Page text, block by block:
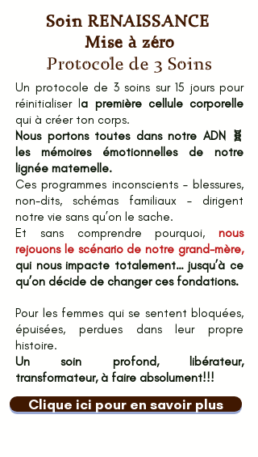
Soin RENAISSANCE
Mise à zéro
Protocole de 3 Soins
Un protocole de 3 soins sur 15 jours pour
réinitialiser la première cellule corporelle
qui à créer ton corps.
Nous portons toutes dans notre ADN 🧬
les mémoires émotionnelles de notre
lignée maternelle.
Ces programmes inconscients – blessures,
non-dits, schémas familiaux – dirigent
notre vie sans qu’on le sache.
Et sans comprendre pourquoi,
nous
rejouons le scénario de notre grand-mère,
qui nous impacte totalement… jusqu’à ce
qu’on décide de changer ces fondations.
Pour les femmes qui se sentent bloquées,
épuisées, perdues dans leur propre
histoire.
Un soin profond, libérateur,
transformateur, à faire absolument!!!
Clique ici pour en savoir plus